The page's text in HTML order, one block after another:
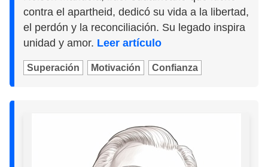
contra el apartheid, dedicó su vida a la libertad,
el perdón y la reconciliación. Su legado inspira
unidad y amor. Leer artículo
Superación Motivación Confianza